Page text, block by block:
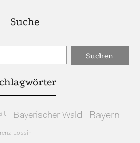
Suche
Bayerischer Wald Bayern
Lossin